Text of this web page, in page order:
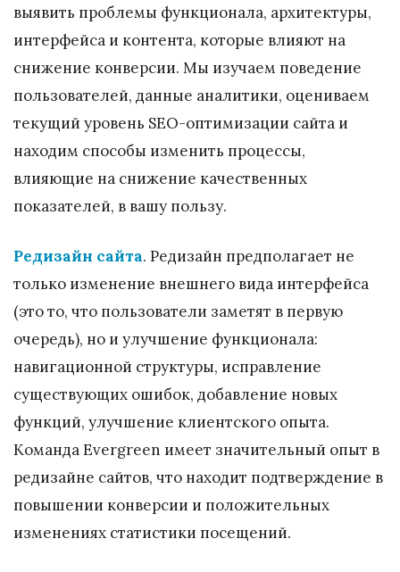
выявить проблемы функционала, архитектуры,
интерфейса и контента, которые влияют на
снижение конверсии. Мы изучаем поведение
пользователей, данные аналитики, оцениваем
текущий уровень SEO-оптимизации сайта и
находим способы изменить процессы,
влияющие на снижение качественных
показателей, в вашу пользу.
Редизайн сайта. Редизайн предполагает не
только изменение внешнего вида интерфейса
(это то, что пользователи заметят в первую
очередь), но и улучшение функционала:
навигационной структуры, исправление
существующих ошибок, добавление новых
функций, улучшение клиентского опыта.
Команда Evergreen имеет значительный опыт в
редизайне сайтов, что находит подтверждение в
повышении конверсии и положительных
изменениях статистики посещений.